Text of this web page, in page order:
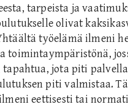
tarpeista ja
olivat
työelämä ilmeni
toimintaympäristönä,
tapahtua, jota piti
piti valmistaa.
eettisesti tai